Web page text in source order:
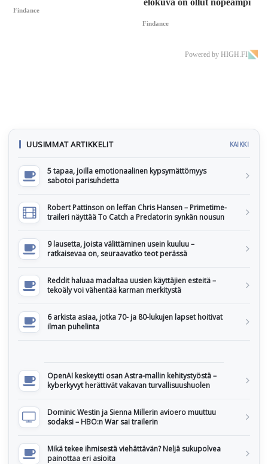
Findance
Findance
Powered by HIGH.FI
UUSIMMAT ARTIKKELIT KAIKKI
5 tapaa, joilla emotionaalinen kypsymättömyys
sabotoi parisuhdetta
Robert Pattinson on leffan Chris Hansen – Primetime-
traileri näyttää To Catch a Predatorin synkän nousun
9 lausetta, joista välittäminen usein kuuluu –
ratkaisevaa on, seuraavatko teot perässä
Reddit haluaa madaltaa uusien käyttäjien esteitä –
tekoäly voi vähentää karman merkitystä
6 arkista asiaa, jotka 70- ja 80-lukujen lapset hoitivat
ilman puhelinta
OpenAI keskeytti osan Astra-mallin kehitystyöstä –
kyberkyvyt herättivät vakavan turvallisuushuolen
Dominic Westin ja Sienna Millerin avioero muuttuu
sodaksi – HBO:n War sai trailerin
Mikä tekee ihmisestä viehättävän? Neljä sukupolvea
painottaa eri asioita